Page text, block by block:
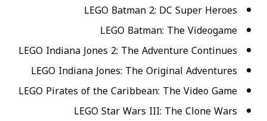
LEGO Batman 2: DC Super Heroes
LEGO Batman: The Videogame
LEGO Indiana Jones 2: The Adventure Continues
LEGO Indiana Jones: The Original Adventures
LEGO Pirates of the Caribbean: The Video Game
LEGO Star Wars III: The Clone Wars